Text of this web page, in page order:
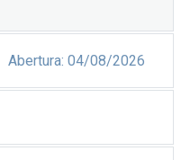
Abertura: 04/08/2026